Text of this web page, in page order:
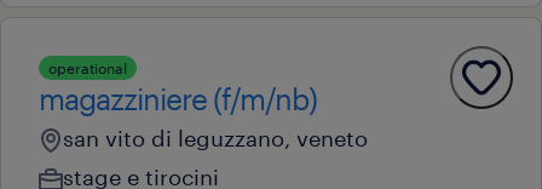
operational
magazziniere (f/m/nb)
san vito di leguzzano, veneto
stage e tirocini